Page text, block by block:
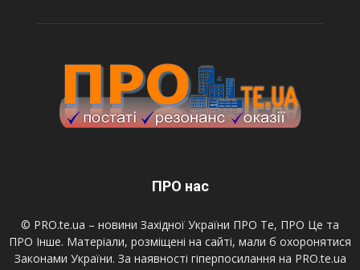
ПРО нас
© PRO.te.ua – новини Західної України ПРО Те, ПРО Це та
ПРО Інше. Матеріали, розміщені на сайті, мали б охоронятися
Законами України. За наявності гіперпосилання на PRO.te.ua